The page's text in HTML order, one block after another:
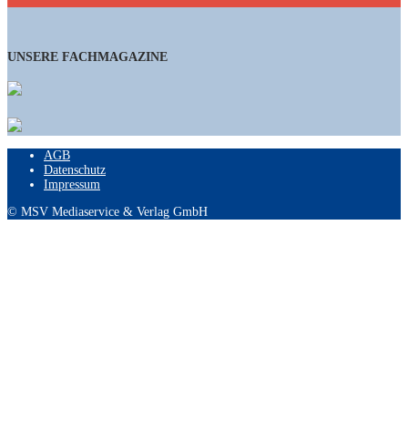
UNSERE FACHMAGAZINE
AGB
Datenschutz
Impressum
© MSV Mediaservice & Verlag GmbH